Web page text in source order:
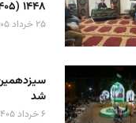
۱۴۴۸ (۱۴۰۵)
۲۵ خرداد ۱۴۰۵
سیزدهمین
شد
۶ خرداد ۱۴۰۵